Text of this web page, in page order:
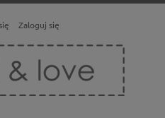
Zaloguj się